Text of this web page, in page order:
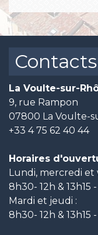
Contacts
La Voulte-sur-
9, rue Rampon
07800 La Voulte-
+33 4 75 62 40 44
Horaires
Lundi, mercredi et
8h30- 12h & 13h15 -
Mardi et jeudi :
8h30- 12h & 13h15